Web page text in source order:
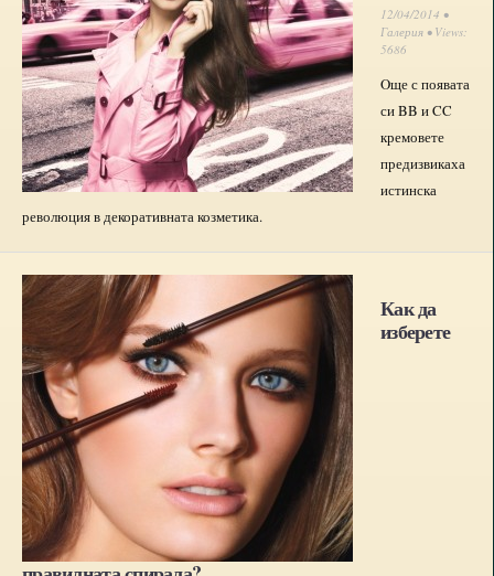
12/04/2014 •
Галерия • Views:
5686
Oще с появата
си BB и CC
кремовете
предизвикаха
истинска
революция в декоративната козметика.
Как да
изберете